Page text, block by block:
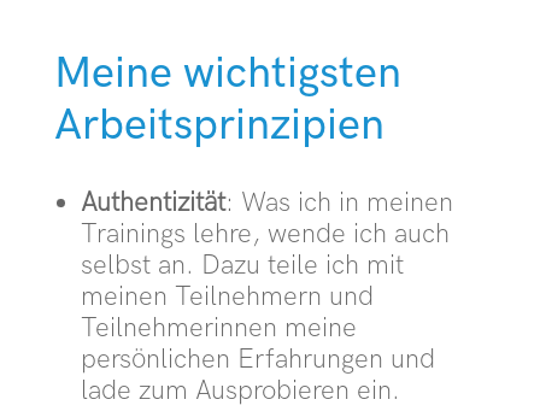
Meine wichtigsten
Arbeitsprinzipien
Authentizität: Was ich in meinen
Trainings lehre, wende ich auch
selbst an. Dazu teile ich mit
meinen Teilnehmern und
Teilnehmerinnen meine
persönlichen Erfahrungen und
lade zum Ausprobieren ein.